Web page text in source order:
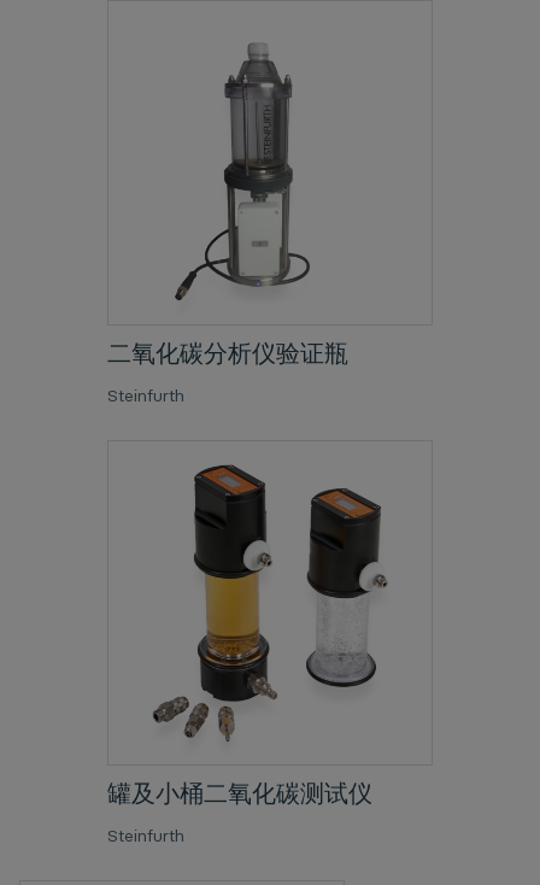
二氧化碳分析仪验证瓶
Steinfurth
罐及小桶二氧化碳测试仪
Steinfurth